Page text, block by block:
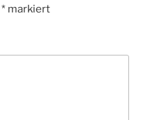
* markiert